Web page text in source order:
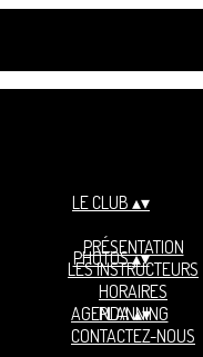
LE CLUB ▴▾
PRÉSENTATION
LES INSTRUCTEURS
HORAIRES
PLANNING
CONTACTEZ-NOUS
PHOTOS▴▾
AGENDA▴▾